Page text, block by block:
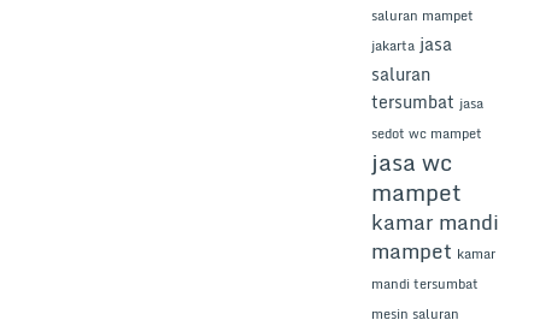
saluran mampet
jakarta jasa
saluran
tersumbat jasa
sedot wc mampet
jasa wc
mampet
kamar mandi
mampet kamar
mandi tersumbat
mesin saluran